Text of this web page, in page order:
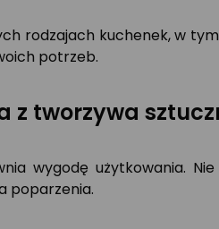
rodzajach kuchenek, w
potrzeb.
z tworzywa
wygodę użytkowania.
poparzenia.